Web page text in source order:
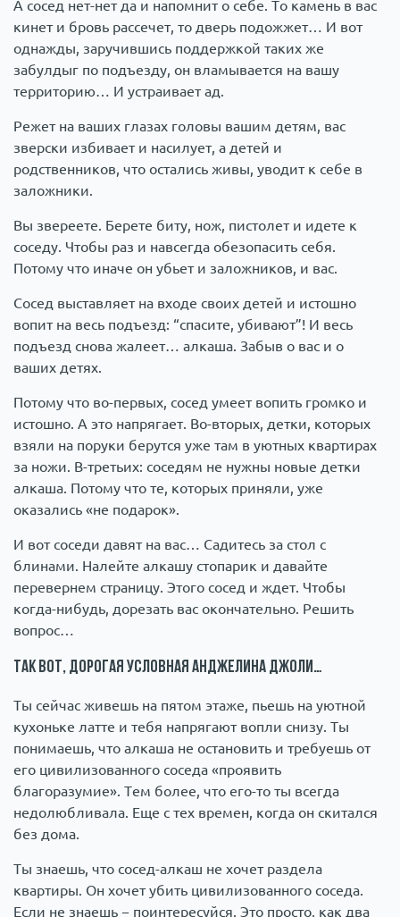
А сосед нет-нет да и напомнит о себе. То камень в вас
кинет и бровь рассечет, то дверь подожжет… И вот
однажды, заручившись поддержкой таких же
забулдыг по подъезду, он вламывается на вашу
территорию… И устраивает ад.
Режет на ваших глазах головы вашим детям, вас
зверски избивает и насилует, а детей и
родственников, что остались живы, уводит к себе в
заложники.
Вы звереете. Берете биту, нож, пистолет и идете к
соседу. Чтобы раз и навсегда обезопасить себя.
Потому что иначе он убьет и заложников, и вас.
Сосед выставляет на входе своих детей и истошно
вопит на весь подъезд: “спасите, убивают”! И весь
подъезд снова жалеет… алкаша. Забыв о вас и о
ваших детях.
Потому что во-первых, сосед умеет вопить громко и
истошно. А это напрягает. Во-вторых, детки, которых
взяли на поруки берутся уже там в уютных квартирах
за ножи. В-третьих: соседям не нужны новые детки
алкаша. Потому что те, которых приняли, уже
оказались «не подарок».
И вот соседи давят на вас… Садитесь за стол с
блинами. Налейте алкашу стопарик и давайте
перевернем страницу. Этого сосед и ждет. Чтобы
когда-нибудь, дорезать вас окончательно. Решить
вопрос…
Так вот, дорогая условная Анджелина Джоли…
Ты сейчас живешь на пятом этаже, пьешь на уютной
кухоньке латте и тебя напрягают вопли снизу. Ты
понимаешь, что алкаша не остановить и требуешь от
его цивилизованного соседа «проявить
благоразумие». Тем более, что его-то ты всегда
недолюбливала. Еще с тех времен, когда он скитался
без дома.
Ты знаешь, что сосед-алкаш не хочет раздела
квартиры. Он хочет убить цивилизованного соседа.
Если не знаешь − поинтересуйся. Это просто, как два